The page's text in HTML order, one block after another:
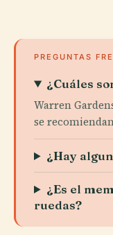
PREGUNTAS
¿Cuáles
Warren
se
¿Hay
¿Es el
ruedas?